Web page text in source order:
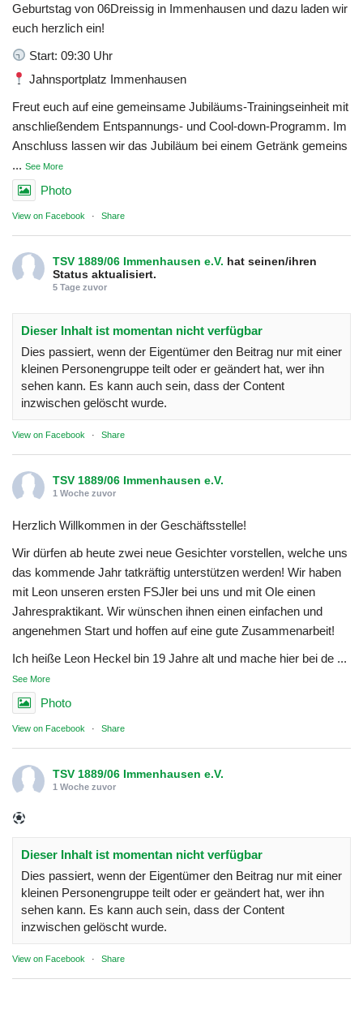
Geburtstag von 06Dreissig in Immenhausen und dazu laden wir
euch herzlich ein!
Start: 09:30 Uhr
Jahnsportplatz Immenhausen
Freut euch auf eine gemeinsame Jubiläums-Trainingseinheit mit
anschließendem Entspannungs- und Cool-down-Programm. Im
Anschluss lassen wir das Jubiläum bei einem Getränk gemeins
... See More
Photo
View on Facebook · Share
TSV 1889/06 Immenhausen e.V. hat seinen/ihren
Status aktualisiert.
5 Tage zuvor
Dieser Inhalt ist momentan nicht verfügbar
Dies passiert, wenn der Eigentümer den Beitrag nur mit einer
kleinen Personengruppe teilt oder er geändert hat, wer ihn
sehen kann. Es kann auch sein, dass der Content
inzwischen gelöscht wurde.
View on Facebook · Share
TSV 1889/06 Immenhausen e.V.
1 Woche zuvor
Herzlich Willkommen in der Geschäftsstelle!
Wir dürfen ab heute zwei neue Gesichter vorstellen, welche uns
das kommende Jahr tatkräftig unterstützen werden! Wir haben
mit Leon unseren ersten FSJler bei uns und mit Ole einen
Jahrespraktikant. Wir wünschen ihnen einen einfachen und
angenehmen Start und hoffen auf eine gute Zusammenarbeit!
Ich heiße Leon Heckel bin 19 Jahre alt und mache hier bei de ...
See More
Photo
View on Facebook · Share
TSV 1889/06 Immenhausen e.V.
1 Woche zuvor
Dieser Inhalt ist momentan nicht verfügbar
Dies passiert, wenn der Eigentümer den Beitrag nur mit einer
kleinen Personengruppe teilt oder er geändert hat, wer ihn
sehen kann. Es kann auch sein, dass der Content
inzwischen gelöscht wurde.
View on Facebook · Share